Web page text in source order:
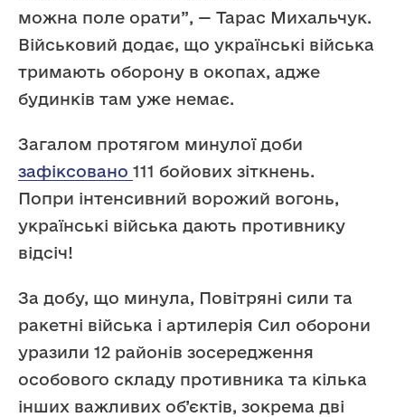
можна поле орати”, — Тарас Михальчук.
Військовий додає, що українські війська
тримають оборону в окопах, адже
будинків там уже немає.
Загалом протягом минулої доби
зафіксовано 111 бойових зіткнень.
Попри інтенсивний ворожий вогонь,
українські війська дають противнику
відсіч!
За добу, що минула, Повітряні сили та
ракетні війська і артилерія Сил оборони
уразили 12 районів зосередження
особового складу противника та кілька
інших важливих об’єктів, зокрема дві